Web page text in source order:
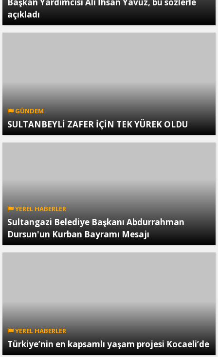
Başkan Yardımcısı Ali İhsan Yavuz, bu sözlerle
açıkladı
GÜNDEM
SULTANBEYLİ ZAFER İÇİN TEK YÜREK OLDU
YEREL HABERLER
Sultangazi Belediye Başkanı Abdurrahman
Dursun'un Kurban Bayramı Mesajı
YEREL HABERLER
Türkiye’nin en kapsamlı yaşam projesi Kocaeli’de